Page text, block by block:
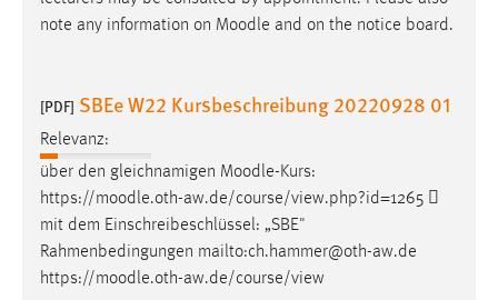
note any information on Moodle and on the notice board.
[PDF] SBEe W22 Kursbeschreibung 20220928 01
Relevanz:
über den gleichnamigen Moodle-Kurs:
https://moodle.oth-aw.de/course/view.php?id=1265 
mit dem Einschreibeschlüssel: „SBE"
Rahmenbedingungen mailto:ch.hammer@oth-aw.de
https://moodle.oth-aw.de/course/view